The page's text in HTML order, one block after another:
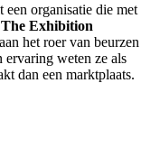
organisatie die met
The Exhibition
het roer van beurzen
ervaring weten ze als
dan een marktplaats.